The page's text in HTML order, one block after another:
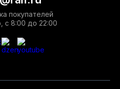
покупателей
с 8:00 до 22:00